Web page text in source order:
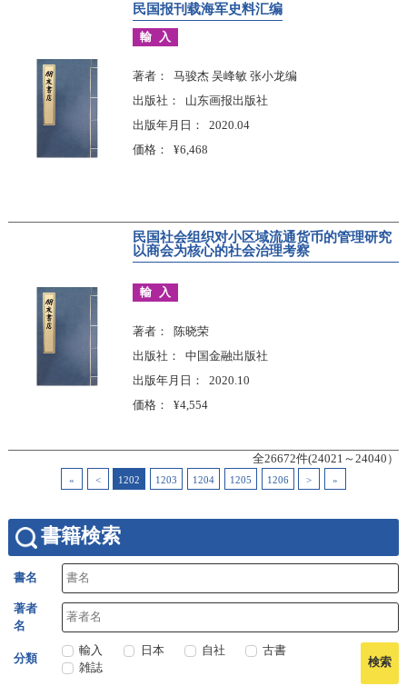
民国报刊载海军史料汇编
輸入
著者
马骏杰 吴峰敏 张小龙编
出版社
山东画报出版社
出版年月日
2020.04
価格
¥6,468
民国社会组织对小区域流通货币的管理研究
以商会为核心的社会治理考察
輸入
著者
陈晓荣
出版社
中国金融出版社
出版年月日
2020.10
価格
¥4,554
全26672件(24021～24040）
« < 1202 1203 1204 1205 1206 > »
書籍検索
書名
著者
名
分類
輸入 日本 自社
古書
雑誌